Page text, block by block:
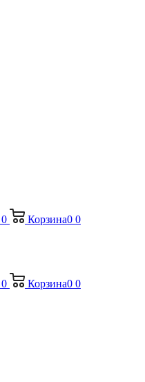
0 Корзина0 0
0 Корзина0 0